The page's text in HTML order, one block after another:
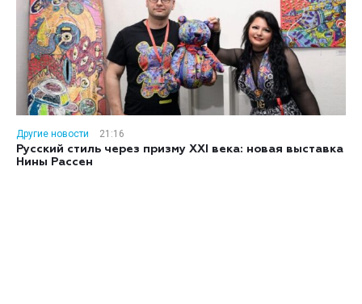
Другие новости
21:16
Русский стиль через призму XXI века: новая выставка
Нины Рассен